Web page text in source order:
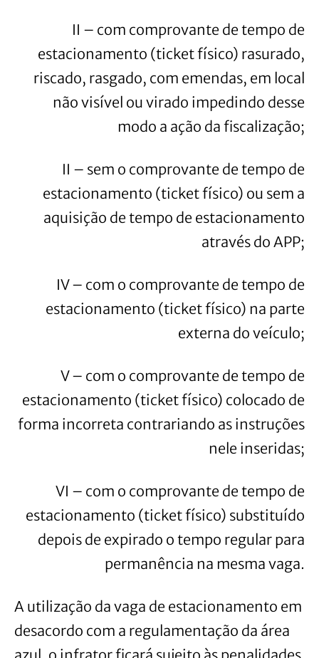
II – com comprovante de tempo de
estacionamento (ticket físico) rasurado,
riscado, rasgado, com emendas, em local
não visível ou virado impedindo desse
modo a ação da fiscalização;
II – sem o comprovante de tempo de
estacionamento (ticket físico) ou sem a
aquisição de tempo de estacionamento
através do APP;
IV – com o comprovante de tempo de
estacionamento (ticket físico) na parte
externa do veículo;
V – com o comprovante de tempo de
estacionamento (ticket físico) colocado de
forma incorreta contrariando as instruções
nele inseridas;
VI – com o comprovante de tempo de
estacionamento (ticket físico) substituído
depois de expirado o tempo regular para
permanência na mesma vaga.
A utilização da vaga de estacionamento em
desacordo com a regulamentação da área